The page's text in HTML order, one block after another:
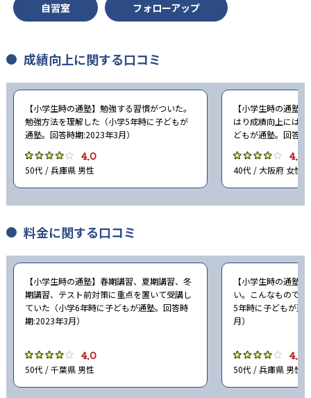
広島大学 - 信州大学 -
- -
同志社大学 - 立命館大学
東京理科大学 -
- -
法政大学 - 関西学院大学
関西大学 - 日本大学
専修大学 京都産業大学
自習室 フォローアップ
成績向上に関する口コミ
【小学生時の通塾】勉強する習慣がついた。
勉強方法を理解した（小学5年時に子どもが
通塾。回答時期:2023年3月）
4.0
50代 / 兵庫県 男性
【小学生時の通塾
はり成績向上には
どもが通塾。回答
4.0
40代 / 大阪府 女性
料金に関する口コミ
【小学生時の通塾】春期講習、夏期講習、冬
期講習、テスト前対策に重点を置いて受講し
ていた（小学6年時に子どもが通塾。回答時
期:2023年3月）
4.0
50代 / 千葉県 男性
【小学生時の通塾
い。こんなもので
5年時に子どもが通
月）
4.0
50代 / 兵庫県 男性